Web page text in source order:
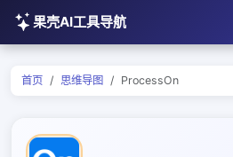
果壳AI工具导航
首页 思维导图 ProcessOn